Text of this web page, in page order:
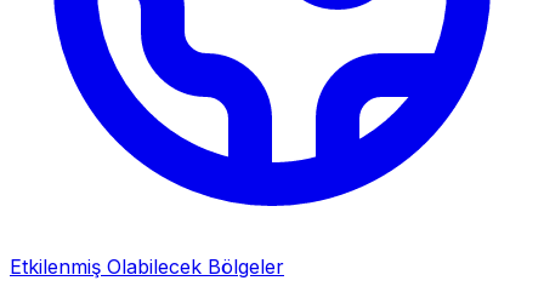
Etkilenmiş Olabilecek Bölgeler